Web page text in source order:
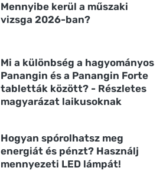
Mennyibe kerül a műszaki
vizsga 2026-ban?
Mi a különbség a hagyományos
Panangin és a Panangin Forte
tabletták között? - Részletes
magyarázat laikusoknak
Hogyan spórolhatsz meg
energiát és pénzt? Használj
mennyezeti LED lámpát!